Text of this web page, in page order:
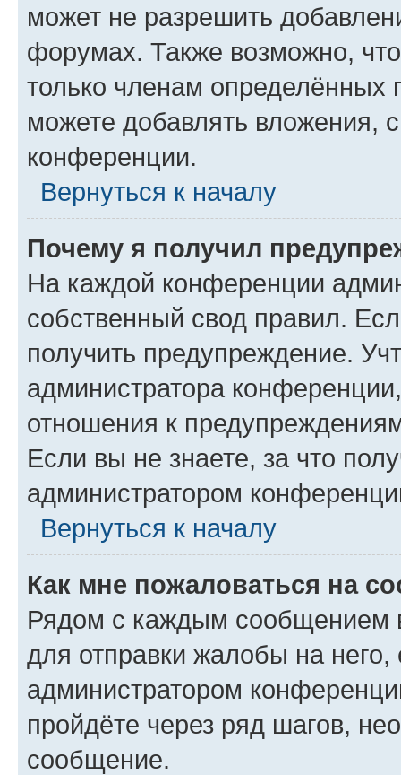
может не разрешить
форумах. Также возможно,
только членам определённых
можете добавлять вложения,
конференции.
Вернуться к началу
Почему я получил
На каждой конференции
собственный свод правил.
получить предупреждение.
администратора
отношения к
Если вы не знаете, за что
администратором
Вернуться к началу
Как мне пожаловаться на
Рядом с каждым сообщением
для отправки жалобы на
администратором
пройдёте через ряд шагов,
сообщение.